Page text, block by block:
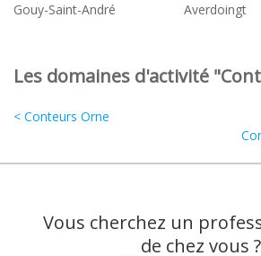
Gouy-Saint-André Averdoingt
Les domaines d'activité
< Conteurs Orne
Vous cherchez un